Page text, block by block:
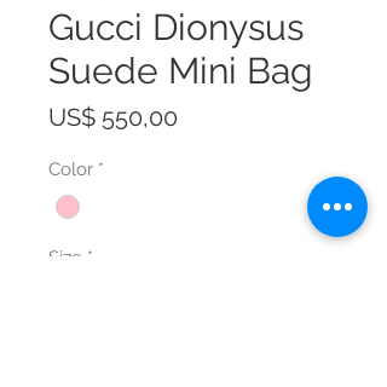
Gucci Dionysus
Suede Mini Bag
US$ 550,00
Color *
Size *